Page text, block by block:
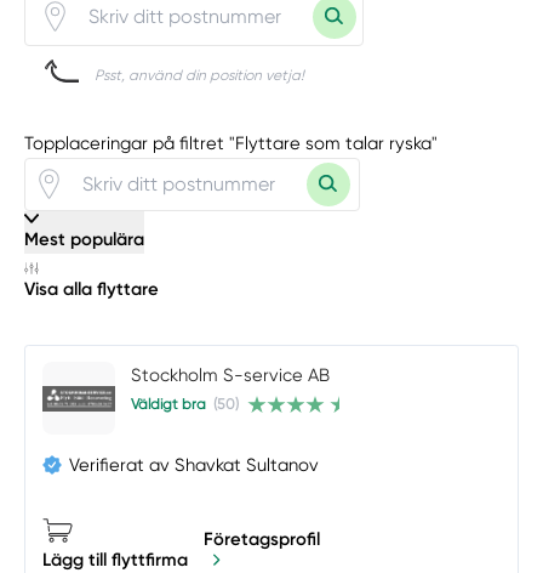
Psst, använd din position vetja!
Topplaceringar på filtret "Flyttare som talar ryska"
Mest populära
Visa alla flyttare
Stockholm S-service AB
Väldigt bra (50)
Verifierat av Shavkat Sultanov
Lägg till flyttfirma
Företagsprofil